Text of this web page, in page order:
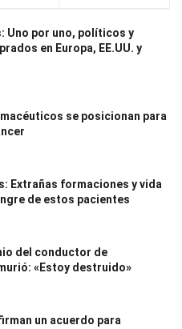
Uno por uno, políticos y
en Europa, EE.UU. y
se posicionan para
Extrañas formaciones y vida
de estos pacientes
del conductor de
«Estoy destruido»
un acuerdo para